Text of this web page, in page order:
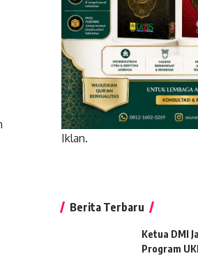
Iklan.
Berita Terbaru
Ketua DMI
Program